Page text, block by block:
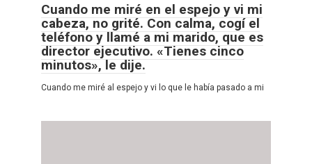
Cuando me miré en el espejo y vi mi
cabeza, no grité. Con calma, cogí el
teléfono y llamé a mi marido, que es
director ejecutivo. «Tienes cinco
minutos», le dije.
Cuando me miré al espejo y vi lo que le había pasado a mi